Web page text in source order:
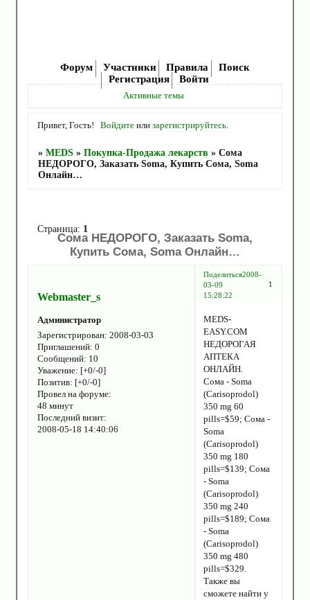
Форум Участники Правила
Поиск
Регистрация
Войти
Активные темы
Привет, Гость! Войдите илизарегистрируйтесь
»MEDS »Покупка-Продажа лекарств »Сома
НЕДОРОГО, Заказать Soma, Купить Сома, Soma
Онлайн…
Сома НЕДОРОГО, Заказать Soma,
Купить Сома, Soma Онлайн…
Страница: 1
Поделиться
1
2008-
03-09
15:28:22
Webmaster_s
Администратор
Зарегистрирован: 2008-03-03
Приглашений: 0
Сообщений: 10
Уважение: [+0/-0]
Позитив: [+0/-0]
Провел на форуме:
48 минут
Последний визит:
2008-05-18 14:40:06
MEDS-
EASY.COM
НЕДОРОГАЯ
АПТЕКА
ОНЛАЙН.
Сома - Soma
(Carisoprodol)
350 mg 60
pills=$59; Сома -
Soma
(Carisoprodol)
350 mg 180
pills=$139; Сома
- Soma
(Carisoprodol)
350 mg 240
pills=$189; Сома
- Soma
(Carisoprodol)
350 mg 480
pills=$329.
Также вы
сможете найти у